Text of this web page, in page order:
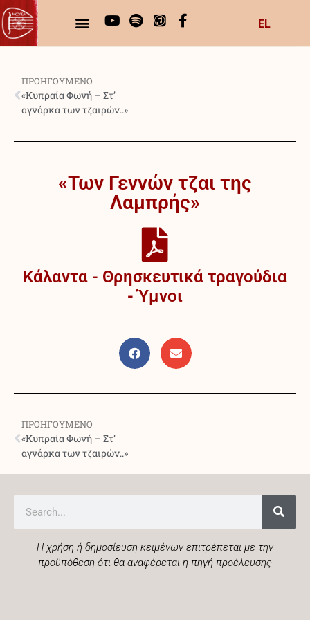
EL
ΠΡΟΗΓΟΥΜΕΝΟ
«Κυπραία Φωνή – Στ’
αγνάρκα των τζαιρών..»
«Των Γεννών τζαι της
Λαμπρής»
Κάλαντα - Θρησκευτικά τραγούδια
- Ύμνοι
ΠΡΟΗΓΟΥΜΕΝΟ
«Κυπραία Φωνή – Στ’
αγνάρκα των τζαιρών..»
Η χρήση ή δημοσίευση κειμένων επιτρέπεται με την
προϋπόθεση ότι θα αναφέρεται η πηγή προέλευσης